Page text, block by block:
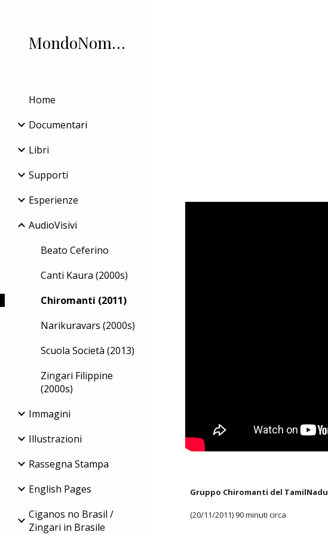
MondoNomadi.it
Home
Documentari
Libri
Supporti
Esperienze
AudioVisivi
Beato Ceferino
Canti Kaura (2000s)
Chiromanti (2011)
Narikuravars (2000s)
Scuola Società (2013)
Zingari Filippine
(2000s)
Immagini
Illustrazioni
Rassegna Stampa
English Pages
Ciganos no Brasil /
Zingari in Brasile
Gruppo Chiromanti del TamilNadu
(20/11/2011) 90 minuti circa